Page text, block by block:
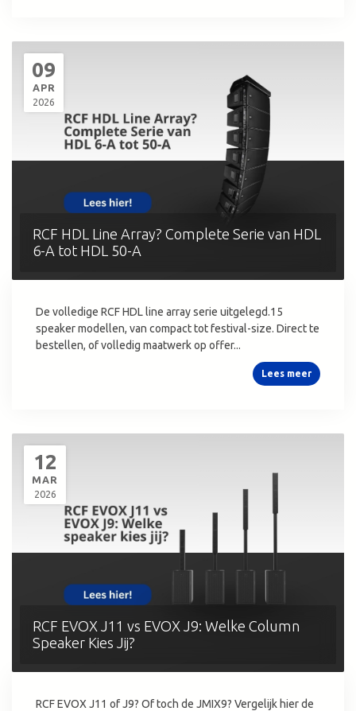
09
APR
2026
RCF HDL Line Array? Complete Serie van HDL
6-A tot HDL 50-A
De volledige RCF HDL line array serie uitgelegd.15
speaker modellen, van compact tot festival-size. Direct te
bestellen, of volledig maatwerk op offer...
Lees meer
12
MAR
2026
RCF EVOX J11 vs EVOX J9: Welke Column
Speaker Kies Jij?
RCF EVOX J11 of J9? Of toch de JMIX9? Vergelijk hier de